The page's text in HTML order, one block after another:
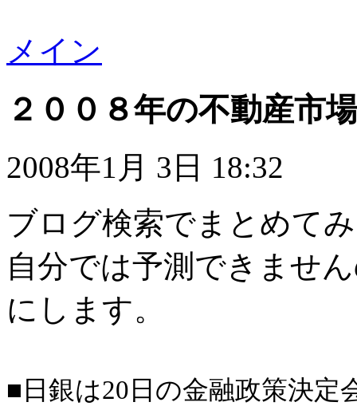
メイン
２００８年の不動産市場
2008年1月 3日 18:32
ブログ検索でまとめて
自分では予測できませ
にします。
■日銀は20日の金融政策決定